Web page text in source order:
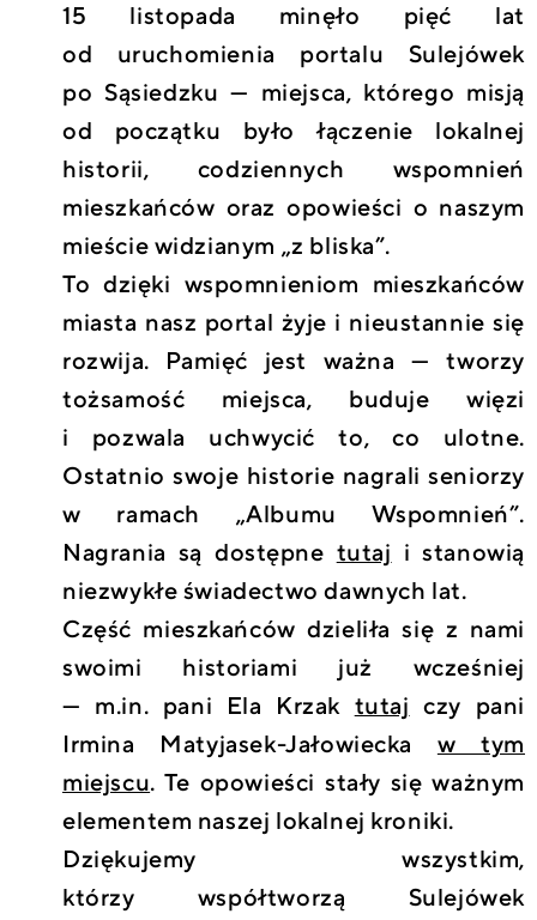
15 listopada minęło pięć lat
od uruchomienia portalu Sulejówek
po Sąsiedzku — miejsca, którego misją
od początku było łączenie lokalnej
historii, codziennych wspomnień
mieszkańców oraz opowieści o naszym
mieście widzianym „z bliska”.
To dzięki wspomnieniom mieszkańców
miasta nasz portal żyje i nieustannie się
rozwija. Pamięć jest ważna — tworzy
tożsamość miejsca, buduje więzi
i pozwala uchwycić to, co ulotne.
Ostatnio swoje historie nagrali seniorzy
w ramach „Albumu Wspomnień”.
Nagrania są dostępne tutaj i stanowią
niezwykłe świadectwo dawnych lat.
Część mieszkańców dzieliła się z nami
swoimi historiami już wcześniej
— m.in. pani Ela Krzak tutaj czy pani
Irmina Matyjasek-Jałowiecka w tym
miejscu. Te opowieści stały się ważnym
elementem naszej lokalnej kroniki.
Dziękujemy wszystkim,
którzy współtworzą Sulejówek